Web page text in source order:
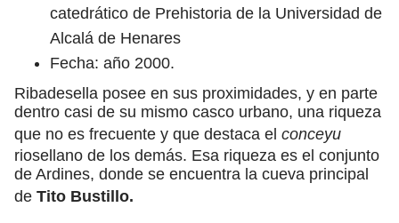
catedrático de Prehistoria de la Universidad de
Alcalá de Henares
Fecha: año 2000.
Ribadesella posee en sus proximidades, y en parte
dentro casi de su mismo casco urbano, una riqueza
que no es frecuente y que destaca el conceyu
riosellano de los demás. Esa riqueza es el conjunto
de Ardines, donde se encuentra la cueva principal
de Tito Bustillo.